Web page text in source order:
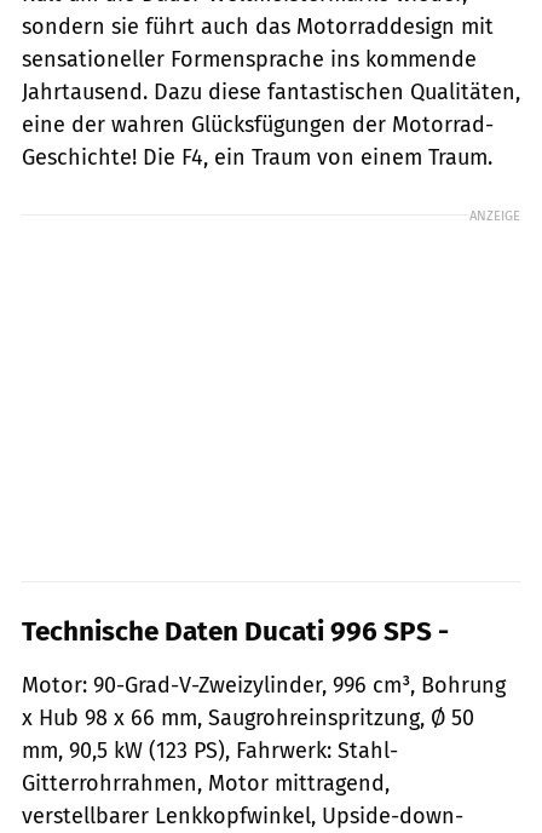
sondern sie führt auch das Motorraddesign mit
sensationeller Formensprache ins kommende
Jahrtausend. Dazu diese fantastischen Qualitäten,
eine der wahren Glücksfügungen der Motorrad-
Geschichte! Die F4, ein Traum von einem Traum.
ANZEIGE
Technische Daten Ducati 996 SPS -
Motor: 90-Grad-V-Zweizylinder, 996 cm³, Bohrung
x Hub 98 x 66 mm, Saugrohreinspritzung, Ø 50
mm, 90,5 kW (123 PS), Fahrwerk: Stahl-
Gitterrohrrahmen, Motor mittragend,
verstellbarer Lenkkopfwinkel, Upside-down-